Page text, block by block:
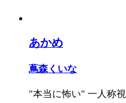
あかめ
蔦森くいな
"本当に怖い" 一人称